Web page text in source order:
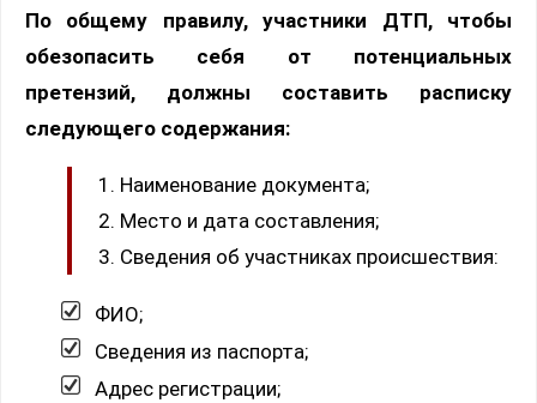
По общему правилу, участники ДТП, чтобы
обезопасить себя от потенциальных
претензий, должны составить расписку
следующего содержания:
Наименование документа;
Место и дата составления;
Сведения об участниках происшествия:
ФИО;
Сведения из паспорта;
Адрес регистрации;